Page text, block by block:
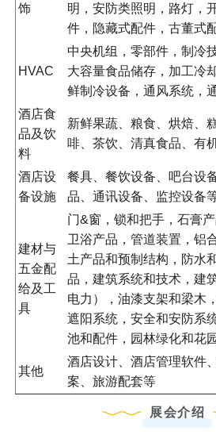
饰
明，安防类照明，路灯，
件，隐藏式配件，古董式
HVAC
中央机组，零部件，制冷
大容量食品储存，加工冷
鲜制冷设备，通风系统，
酒店食
品及饮
料
新鲜果蔬、粮食、烘焙、
啡、茶饮、清真食品、有
酒店设
备设施
餐具、餐饮设备、吧台设
品、通讯设备、监控设备
建材与
五金配
给及工
具
门&窗，锁和把手，石膏
卫浴产品，管道装置，铝
土产品和预制结构，防水
品，建筑系统和技术，建
电力），油漆支架和梁木
遮阳系统，安全和安防系
池和配件，园林绿化和花
其他
酒店设计、酒店管理软件
案、旅游配套等
展会介绍